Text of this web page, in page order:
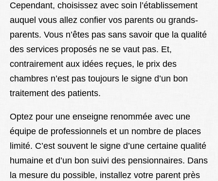
Cependant, choisissez avec soin l’établissement
auquel vous allez confier vos parents ou grands-
parents. Vous n’êtes pas sans savoir que la qualité
des services proposés ne se vaut pas. Et,
contrairement aux idées reçues, le prix des
chambres n’est pas toujours le signe d’un bon
traitement des patients.
Optez pour une enseigne renommée avec une
équipe de professionnels et un nombre de places
limité. C’est souvent le signe d’une certaine qualité
humaine et d’un bon suivi des pensionnaires. Dans
la mesure du possible, installez votre parent près